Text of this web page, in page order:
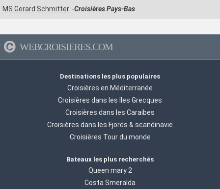
MS Gerard Schmitter
Croisières Pays-Bas
WEBCROISIERES.COM
Destinations les plus populaires
Croisières en Méditerranée
Croisières dans les Iles Grecques
Croisières dans les Caraibes
Croisières dans les Fjords & scandinavie
Croisières Tour du monde
Bateaux les plus recherchés
Queen mary 2
Costa Smeralda